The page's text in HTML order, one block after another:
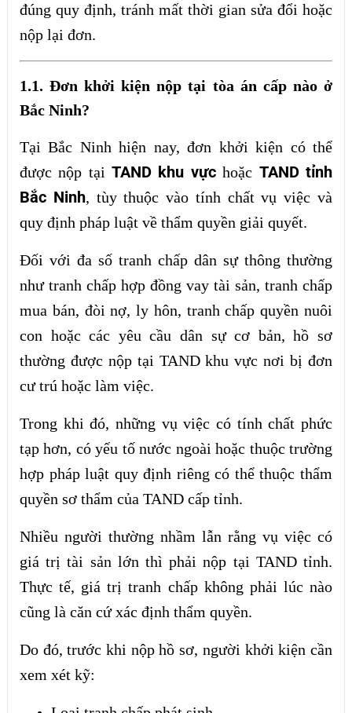
đúng quy định, tránh mất thời gian sửa đổi hoặc
nộp lại đơn.
1.1. Đơn khởi kiện nộp tại tòa án cấp nào ở
Bắc Ninh?
Tại Bắc Ninh hiện nay, đơn khởi kiện có thể
được nộp tạiTAND khu vựchoặc TAND tỉnh
Bắc Ninh, tùy thuộc vào tính chất vụ việc và
quy định pháp luật về thẩm quyền giải quyết.
Đối với đa số tranh chấp dân sự thông thường
như tranh chấp hợp đồng vay tài sản, tranh chấp
mua bán, đòi nợ, ly hôn, tranh chấp quyền nuôi
con hoặc các yêu cầu dân sự cơ bản, hồ sơ
thường được nộp tại TAND khu vực nơi bị đơn
cư trú hoặc làm việc.
Trong khi đó, những vụ việc có tính chất phức
tạp hơn, có yếu tố nước ngoài hoặc thuộc trường
hợp pháp luật quy định riêng có thể thuộc thẩm
quyền sơ thẩm của TAND cấp tỉnh.
Nhiều người thường nhầm lẫn rằng vụ việc có
giá trị tài sản lớn thì phải nộp tại TAND tỉnh.
Thực tế, giá trị tranh chấp không phải lúc nào
cũng là căn cứ xác định thẩm quyền.
Do đó, trước khi nộp hồ sơ, người khởi kiện cần
xem xét kỹ: